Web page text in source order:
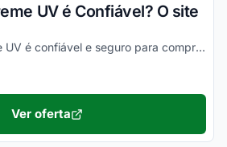
UV é Confiável? O site
Sem dúvidas Extreme UV é confiável e seguro para comprar online. Basta observar a reputação no Reclame Aqui Extreme UV para ter certeza!
Ver oferta